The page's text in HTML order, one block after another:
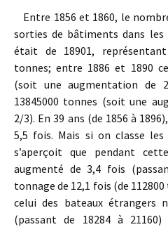
Entre 1856 et 1860, le
sorties de bâtiments dans
était de 18901,
tonnes; entre 1886 et 1890
(soit une augmentation de
13845000 tonnes (soit une
2/3). En 39 ans (de 1856 à
5,5 fois. Mais si on classe
s’aperçoit que pendant
augmenté de 3,4 fois
tonnage de 12,1 fois (de
celui des bateaux étrangers
(passant de 18284 à